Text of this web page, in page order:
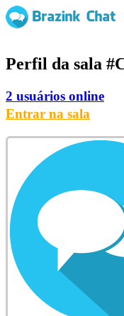
Perfil da sala
2 usuários online
Entrar na sala